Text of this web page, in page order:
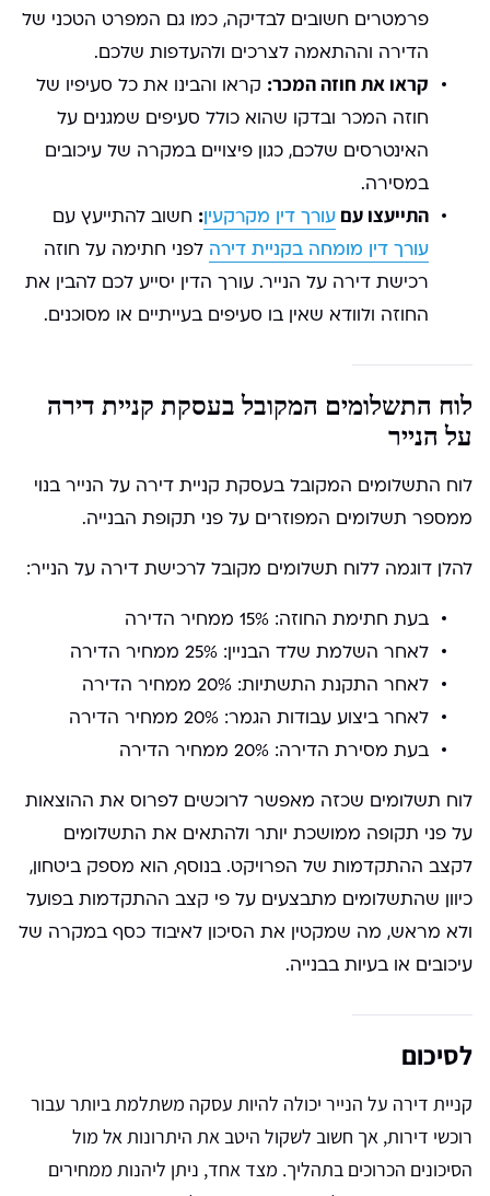
פרמטרים חשובים לבדיקה, כמו גם המפרט הטכני של
הדירה וההתאמה לצרכים ולהעדפות שלכם.
קראו את חוזה המכר: קראו והבינו את כל סעיפיו של
חוזה המכר ובדקו שהוא כולל סעיפים שמגנים על
האינטרסים שלכם, כגון פיצויים במקרה של עיכובים
במסירה.
התייעצו עם עורך דין מקרקעין: חשוב להתייעץ עם
עורך דין מומחה בקניית דירה לפני חתימה על חוזה
רכישת דירה על הנייר. עורך הדין יסייע לכם להבין את
החוזה ולוודא שאין בו סעיפים בעייתיים או מסוכנים.
לוח התשלומים המקובל בעסקת קניית דירה
על הנייר
לוח התשלומים המקובל בעסקת קניית דירה על הנייר בנוי
ממספר תשלומים המפוזרים על פני תקופת הבנייה.
להלן דוגמה ללוח תשלומים מקובל לרכישת דירה על הנייר:
בעת חתימת החוזה: 15% ממחיר הדירה
לאחר השלמת שלד הבניין: 25% ממחיר הדירה
לאחר התקנת התשתיות: 20% ממחיר הדירה
לאחר ביצוע עבודות הגמר: 20% ממחיר הדירה
בעת מסירת הדירה: 20% ממחיר הדירה
לוח תשלומים שכזה מאפשר לרוכשים לפרוס את ההוצאות
על פני תקופה ממושכת יותר ולהתאים את התשלומים
לקצב ההתקדמות של הפרויקט. בנוסף, הוא מספק ביטחון,
כיוון שהתשלומים מתבצעים על פי קצב ההתקדמות בפועל
ולא מראש, מה שמקטין את הסיכון לאיבוד כסף במקרה של
עיכובים או בעיות בבנייה.
לסיכום
קניית דירה על הנייר יכולה להיות עסקה משתלמת ביותר עבור
רוכשי דירות, אך חשוב לשקול היטב את היתרונות אל מול
הסיכונים הכרוכים בתהליך. מצד אחד, ניתן ליהנות ממחירים